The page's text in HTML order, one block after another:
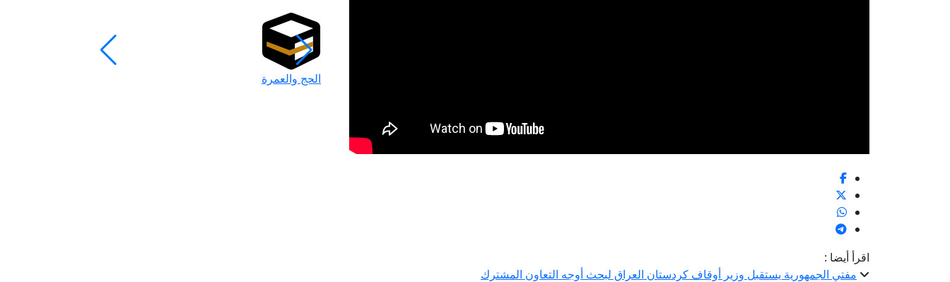
اقرأ أيضا :
مفتي الجمهورية يستقبل وزير أوقاف كردستان العراق لبحث أوجه التعاون المشترك
الحج والعمرة